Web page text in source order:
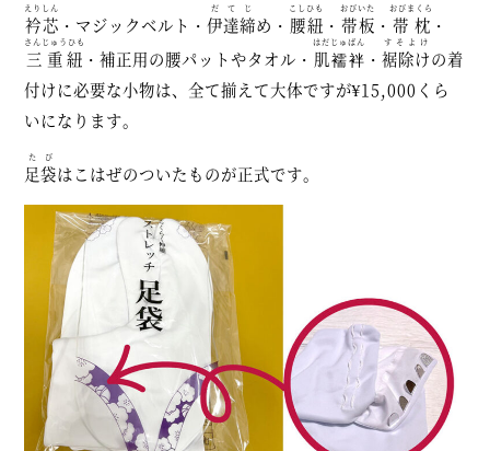
衿芯
えりしん
・マジックベルト・伊達締
だてじ
め・ 腰紐
こしひも
・ 帯板
おびいた
・ 帯枕
おびまくら
・
三重紐
さんじゅうひも
・補正用の腰パットやタオル・ 肌襦袢
はだじゅばん
・裾除け
すそよけ
の着
付けに必要な小物は、全て揃えて大体ですが¥15,000くら
いになります。
足袋
たび
はこはぜのついたものが正式です。